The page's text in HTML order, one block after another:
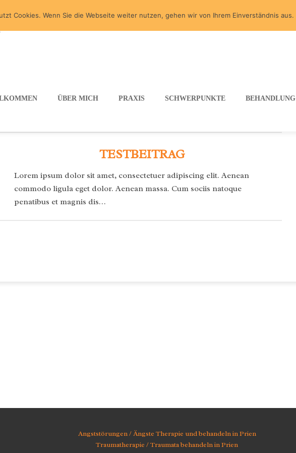
ÜBER MICH PRAXIS SCHWERPUNKTE BEHANDLUNG
ARCHIVE FOR JULI, 2022
TESTBEITRAG
Lorem ipsum dolor sit amet, consectetuer adipiscing elit. Aenean
commodo ligula eget dolor. Aenean massa. Cum sociis natoque
penatibus et magnis dis…
Angststörungen / Ängste Therapie und behandeln in Prien
Traumatherapie / Traumata behandeln in Prien
Cookies. Wenn Sie die Webseite weiter nutzen, gehen wir von Ihrem Einverständnis aus.